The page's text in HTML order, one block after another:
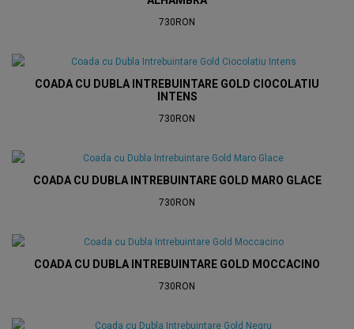
730RON
COADA CU DUBLA INTREBUINTARE GOLD CIOCOLATIU
INTENS
730RON
COADA CU DUBLA INTREBUINTARE GOLD MARO GLACE
730RON
COADA CU DUBLA INTREBUINTARE GOLD MOCCACINO
730RON